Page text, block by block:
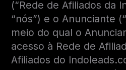
(“Rede de Afiliados da
“nós”) e o Anunciante
meio do qual o
acesso à Rede de
Afiliados do